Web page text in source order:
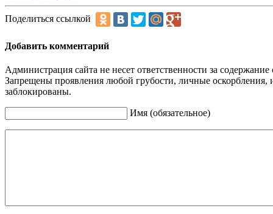
Поделиться ссылкой
Добавить комментарий
Администрация сайта не несет ответственности за
Запрещены проявления любой грубости, личные оскорбления,
заблокированы.
Имя (обязательное)